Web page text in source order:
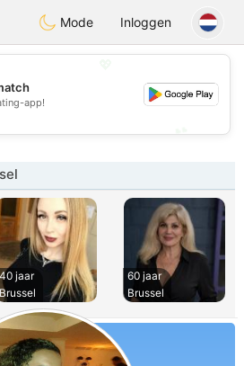
TantôtMode Inloggen
💕
app!
40 jaar
Brussel
60 jaar
Brussel